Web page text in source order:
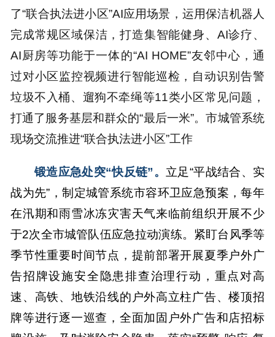
了“联合执法进小区”AI应用场景，运用保洁机器人
完成常规区域保洁，打造集智能健身、AI诊疗、
AI厨房等功能于一体的“AI HOME”友邻中心，通
过对小区监控视频进行智能巡检，自动识别告警
垃圾不入桶、遛狗不牵绳等11类小区常见问题，
打通了服务基层和群众的“最后一米”。市城管系统
现场交流推进“联合执法进小区”工作
锻造应急处突“快反链”。 立足“平战结合、实
战为先”，制定城管系统市容环卫应急预案，每年
在汛期和雨雪冰冻灾害天气来临前组织开展不少
于2次全市城管队伍应急拉动演练。紧盯台风季等
季节性重要时间节点，提前部署开展夏季户外广
告招牌设施安全隐患排查治理行动，重点对高
速、高铁、地铁沿线的户外高立柱广告、楼顶招
牌等进行逐一巡查，全面加固户外广告和店招标